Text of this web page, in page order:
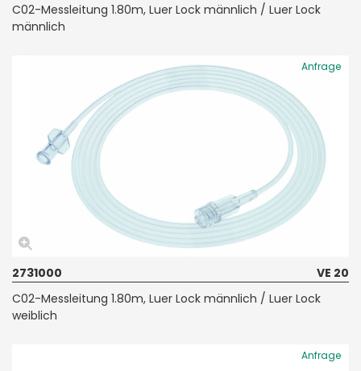
C02-Messleitung 1.80m, Luer Lock männlich / Luer Lock
männlich
Anfrage
2731000
VE 20
C02-Messleitung 1.80m, Luer Lock männlich / Luer Lock
weiblich
Anfrage